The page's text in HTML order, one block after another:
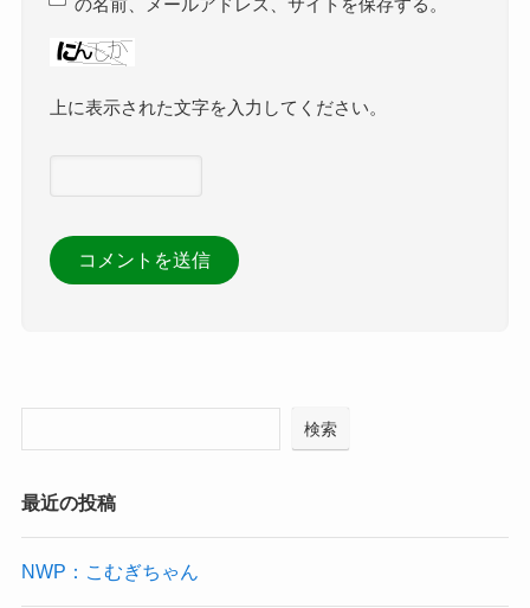
の名前、メールアドレス、サイトを保存する。
上に表示された文字を入力してください。
検索
最近の投稿
NWP：こむぎちゃん